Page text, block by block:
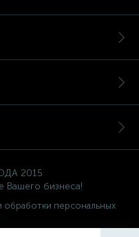
2015
Вашего бизнеса!
персональных